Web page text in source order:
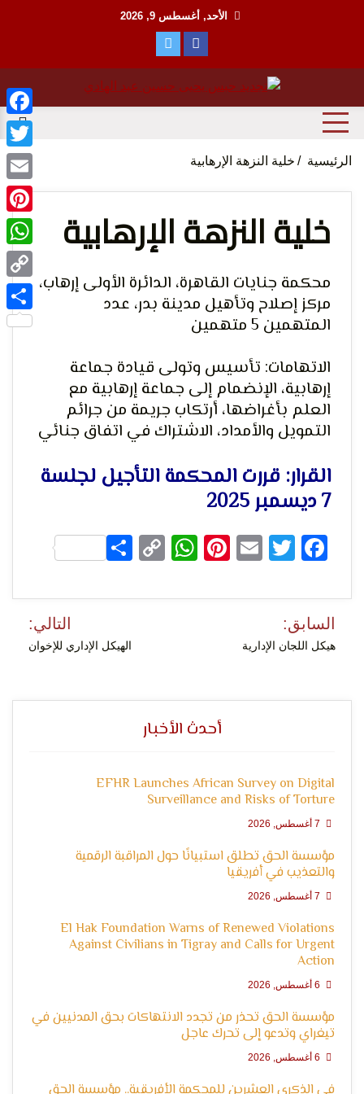
الأحد, أغسطس 9, 2026
الحق
لحرية
الرأي
التعبير
وحقوق
منظمة حقوقية مصرية تدافع عن حقوق الانسان
الرئيسية خلية النزهة الإرهابية
خلية النزهة الإرهابية
محكمة جنايات القاهرة، الدائرة الأولى إرهاب،
مركز إصلاح وتأهيل مدينة بدر، عدد
المتهمين 5 متهمين
الاتهامات: تأسيس وتولى قيادة جماعة
إرهابية، الإنضمام إلى جماعة إرهابية مع
العلم بأغراضها، أرتكاب جريمة من جرائم
التمويل والأمداد، الاشتراك في اتفاق جنائي
القرار: قررت المحكمة التأجيل لجلسة
7 ديسمبر 2025
Facebook
Twitter
Email
Pinterest
WhatsApp
Copy
Share
تصفّح
المقالات
السابق:
هيكل اللجان الإدارية
التالي:
الهيكل الإداري للإخوان
أحدث الأخبار
EFHR Launches African Survey on Digital
Surveillance and Risks of Torture
مؤسسة الحق تطلق استبيانًا حول المراقبة الرقمية
والتعذيب في أفريقيا
El Hak Foundation Warns of Renewed Violations
Against Civilians in Tigray and Calls for Urgent
Action
مؤسسة الحق تحذر من تجدد الانتهاكات بحق المدنيين في
تيغراي وتدعو إلى تحرك عاجل
Email
Copy
Link